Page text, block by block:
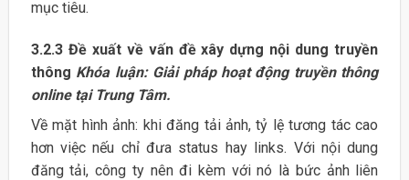
mục tiêu.
3.2.3 Đề xuất về vấn đề xây dựng nội dung truyền
thông Khóa luận: Giải pháp hoạt động truyền thông
online tại Trung Tâm.
Về mặt hình ảnh: khi đăng tải ảnh, tỷ lệ tương tác cao
hơn việc nếu chỉ đưa status hay links. Với nội dung
đăng tải, công ty nên đi kèm với nó là bức ảnh liên